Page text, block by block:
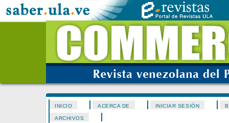
INICIO ACERCA DE INICIAR SESIÓN
ARCHIVOS